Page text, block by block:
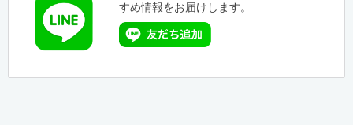
すめ情報をお届けします。